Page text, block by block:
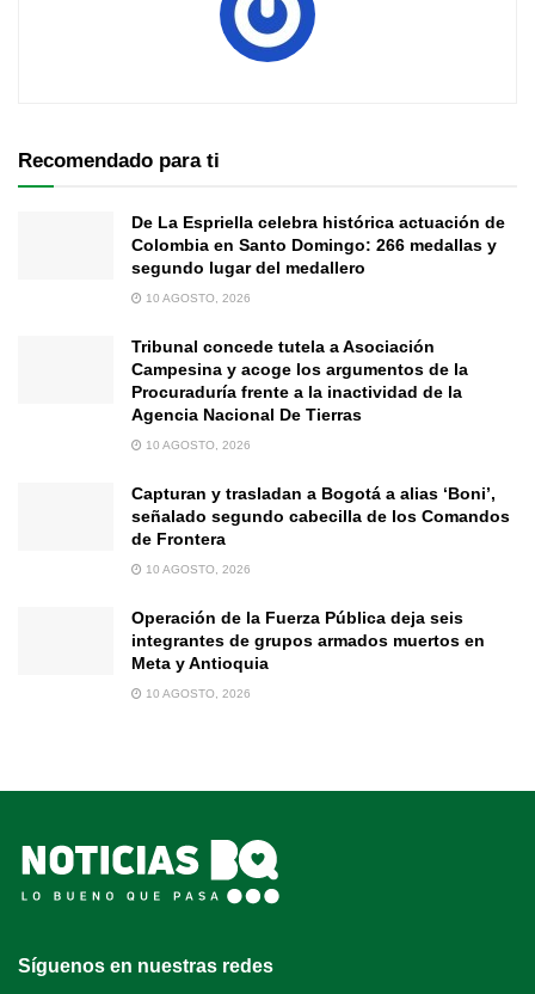
Recomendado para ti
De La Espriella celebra histórica actuación de
Colombia en Santo Domingo: 266 medallas y
segundo lugar del medallero
10 AGOSTO, 2026
Tribunal concede tutela a Asociación
Campesina y acoge los argumentos de la
Procuraduría frente a la inactividad de la
Agencia Nacional De Tierras
10 AGOSTO, 2026
Capturan y trasladan a Bogotá a alias ‘Boni’,
señalado segundo cabecilla de los Comandos
de Frontera
10 AGOSTO, 2026
Operación de la Fuerza Pública deja seis
integrantes de grupos armados muertos en
Meta y Antioquia
10 AGOSTO, 2026
Síguenos en nuestras redes